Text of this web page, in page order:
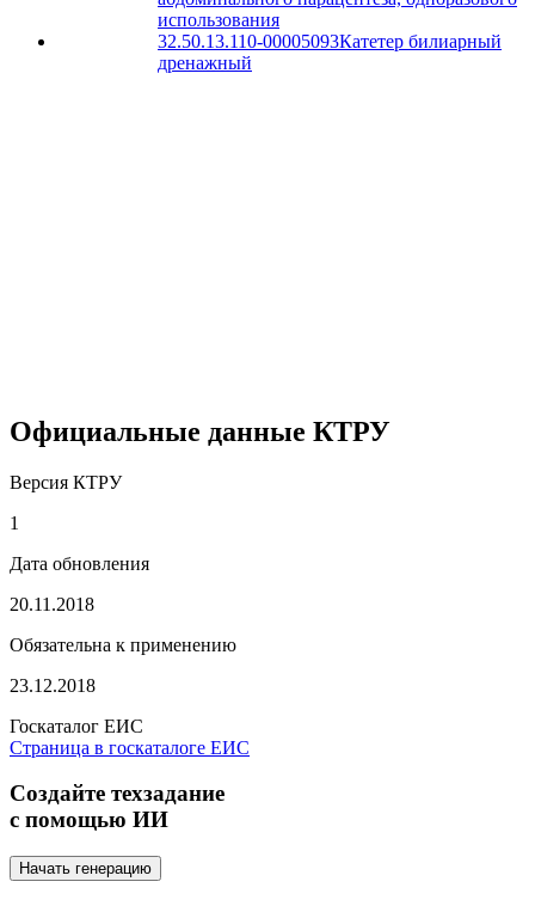
использования
32.50.13.110-00005093Катетер билиарный
дренажный
Официальные данные КТРУ
Версия КТРУ
1
Дата обновления
20.11.2018
Обязательна к применению
23.12.2018
Госкаталог ЕИС
Страница в госкаталоге ЕИС
Создайте техзадание
с помощью ИИ
Начать генерацию